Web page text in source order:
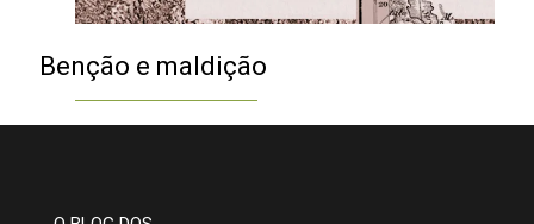
Benção e maldição